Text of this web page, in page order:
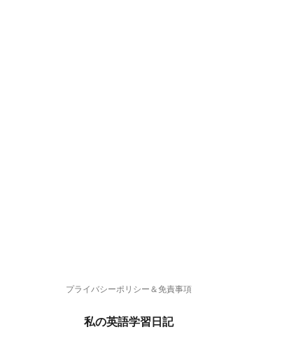
プライバシーポリシー＆免責事項
私の英語学習日記